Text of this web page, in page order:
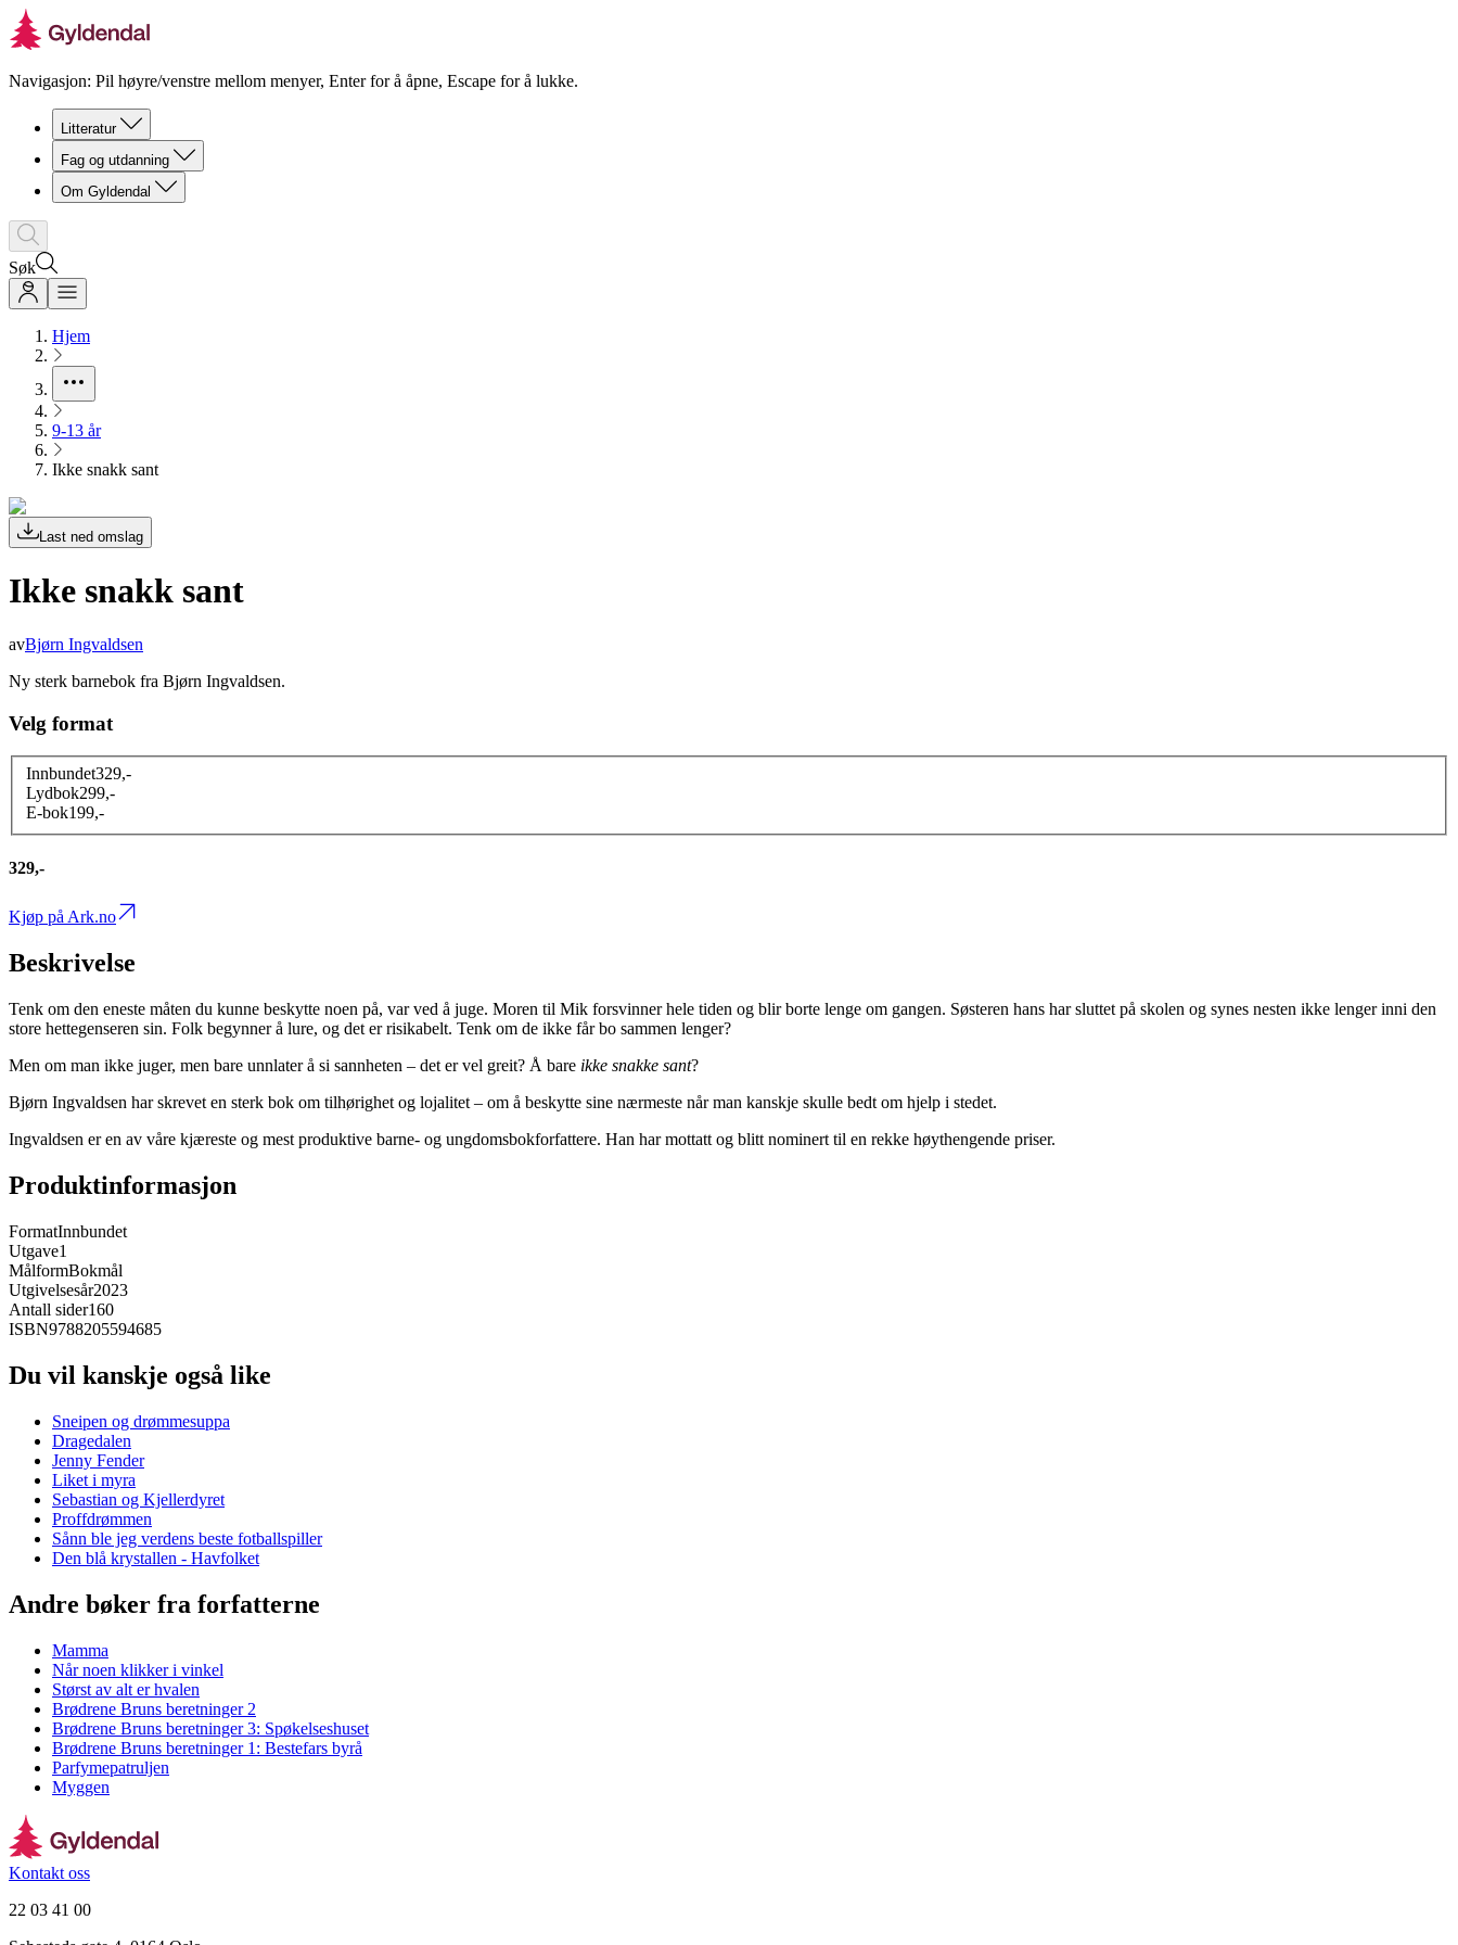
Navigasjon: Pil høyre/venstre mellom menyer, Enter for å åpne, Escape for å lukke.
Litteratur
Fag og utdanning
Om Gyldendal
Søk
Hjem
9-13 år
Ikke snakk sant
Last ned omslag
Ikke snakk sant
avBjørn Ingvaldsen
Ny sterk barnebok fra Bjørn Ingvaldsen.
Velg format
Innbundet329,-
Lydbok299,-
E-bok199,-
329,-
Kjøp på Ark.no
Beskrivelse
Tenk om den eneste måten du kunne beskytte noen på, var ved å juge. Moren til Mik forsvinner hele tiden og blir borte lenge om gangen. Søsteren hans har sluttet på skolen og synes nesten ikke lenger inni den
store hettegenseren sin. Folk begynner å lure, og det er risikabelt. Tenk om de ikke får bo sammen lenger?
Men om man ikke juger, men bare unnlater å si sannheten – det er vel greit? Å bare ikke snakke sant?
Bjørn Ingvaldsen har skrevet en sterk bok om tilhørighet og lojalitet – om å beskytte sine nærmeste når man kanskje skulle bedt om hjelp i stedet.
Ingvaldsen er en av våre kjæreste og mest produktive barne- og ungdomsbokforfattere. Han har mottatt og blitt nominert til en rekke høythengende priser.
Produktinformasjon
FormatInnbundet
Utgave1
MålformBokmål
Utgivelsesår2023
Antall sider160
ISBN9788205594685
Du vil kanskje også like
Sneipen og drømmesuppa
Dragedalen
Jenny Fender
Liket i myra
Sebastian og Kjellerdyret
Proffdrømmen
Sånn ble jeg verdens beste fotballspiller
Den blå krystallen - Havfolket
Andre bøker fra forfatterne
Mamma
Når noen klikker i vinkel
Størst av alt er hvalen
Brødrene Bruns beretninger 2
Brødrene Bruns beretninger 3: Spøkelseshuset
Brødrene Bruns beretninger 1: Bestefars byrå
Parfymepatruljen
Myggen
Kontakt oss
22 03 41 00